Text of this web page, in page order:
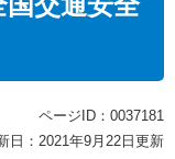
ページID：0037181
日：2021年9月22日更新